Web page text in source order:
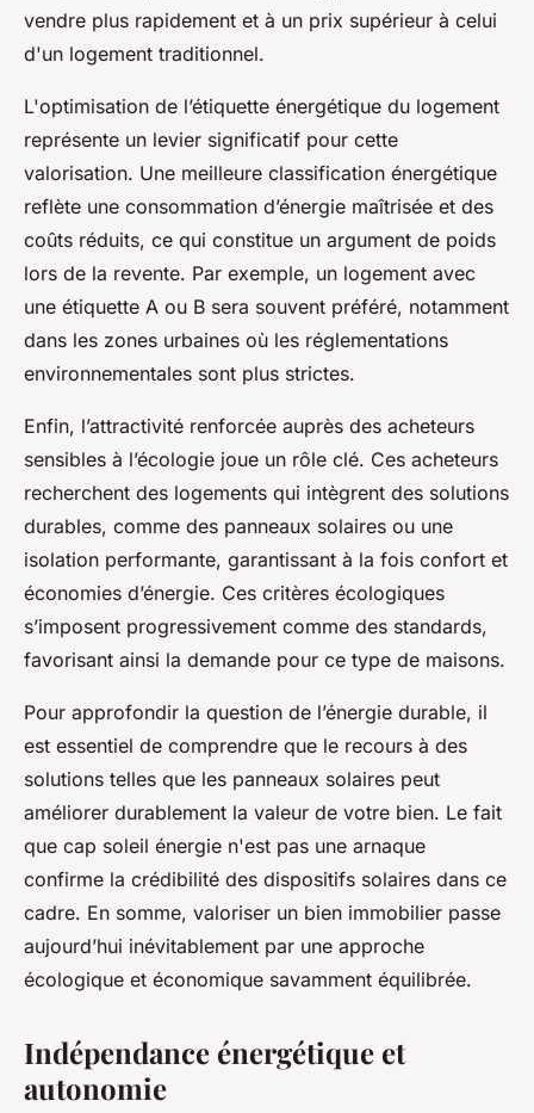
vendre plus rapidement et à un prix supérieur à celui
d'un logement traditionnel.
L'optimisation de l’étiquette énergétique du logement
représente un levier significatif pour cette
valorisation. Une meilleure classification énergétique
reflète une consommation d’énergie maîtrisée et des
coûts réduits, ce qui constitue un argument de poids
lors de la revente. Par exemple, un logement avec
une étiquette A ou B sera souvent préféré, notamment
dans les zones urbaines où les réglementations
environnementales sont plus strictes.
Enfin, l’attractivité renforcée auprès des acheteurs
sensibles à l’écologie joue un rôle clé. Ces acheteurs
recherchent des logements qui intègrent des solutions
durables, comme des panneaux solaires ou une
isolation performante, garantissant à la fois confort et
économies d’énergie. Ces critères écologiques
s’imposent progressivement comme des standards,
favorisant ainsi la demande pour ce type de maisons.
Pour approfondir la question de l’énergie durable, il
est essentiel de comprendre que le recours à des
solutions telles que les panneaux solaires peut
améliorer durablement la valeur de votre bien. Le fait
que cap soleil énergie n'est pas une arnaque
confirme la crédibilité des dispositifs solaires dans ce
cadre. En somme, valoriser un bien immobilier passe
aujourd’hui inévitablement par une approche
écologique et économique savamment équilibrée.
Indépendance énergétique et
autonomie